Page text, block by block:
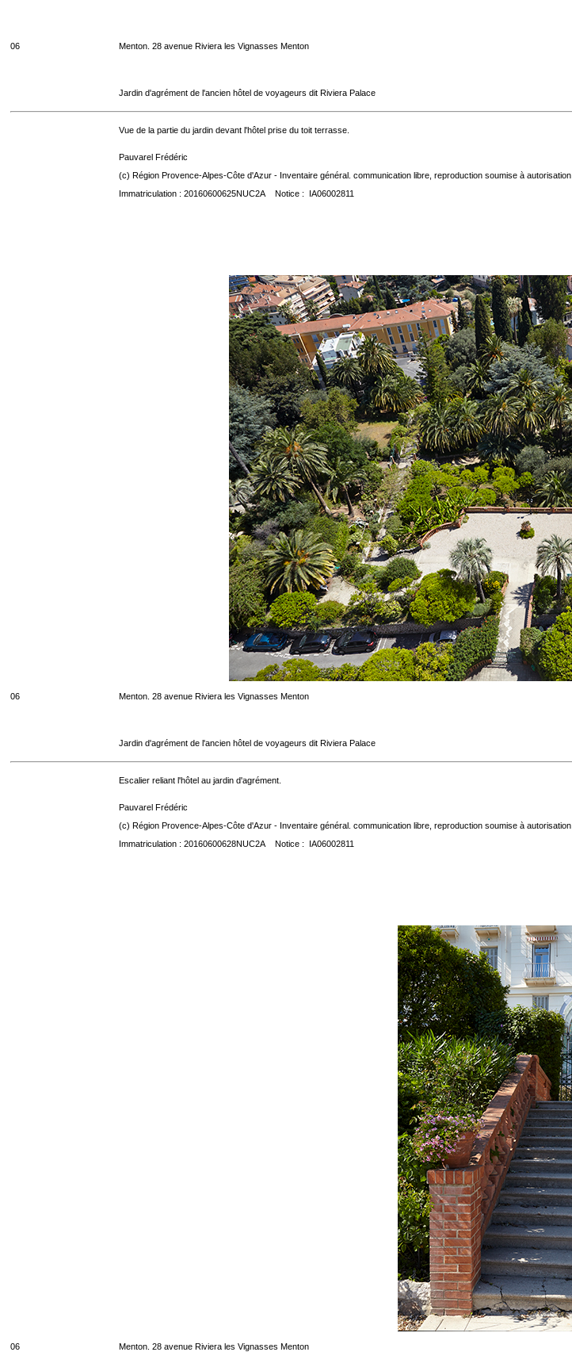
06 Menton. 28 avenue Riviera les Vignasses Menton
Jardin d'agrément de l'ancien hôtel de voyageurs dit Riviera Palace
Vue de la partie du jardin devant l'hôtel prise du toit terrasse.
Pauvarel Frédéric
(c) Région Provence-Alpes-Côte d'Azur - Inventaire général. communication libre, reproduction soumise à autorisation
Immatriculation : 20160600625NUC2A Notice : IA06002811
06 Menton. 28 avenue Riviera les Vignasses Menton
Jardin d'agrément de l'ancien hôtel de voyageurs dit Riviera Palace
Escalier reliant l'hôtel au jardin d'agrément.
Pauvarel Frédéric
(c) Région Provence-Alpes-Côte d'Azur - Inventaire général. communication libre, reproduction soumise à autorisation
Immatriculation : 20160600628NUC2A Notice : IA06002811
06 Menton. 28 avenue Riviera les Vignasses Menton